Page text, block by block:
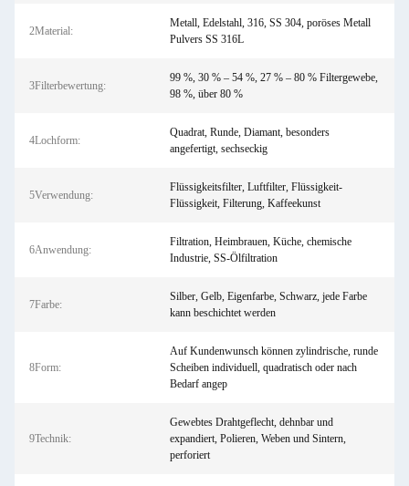
2Material:
Metall, Edelstahl, 316, SS 304, poröses Metall
Pulvers SS 316L
3Filterbewertung:
99 %, 30 % – 54 %, 27 % – 80 % Filtergewebe,
98 %, über 80 %
4Lochform:
Quadrat, Runde, Diamant, besonders
angefertigt, sechseckig
5Verwendung:
Flüssigkeitsfilter, Luftfilter, Flüssigkeit-
Flüssigkeit, Filterung, Kaffeekunst
6Anwendung:
Filtration, Heimbrauen, Küche, chemische
Industrie, SS-Ölfiltration
7Farbe:
Silber, Gelb, Eigenfarbe, Schwarz, jede Farbe
kann beschichtet werden
8Form:
Auf Kundenwunsch können zylindrische, runde
Scheiben individuell, quadratisch oder nach
Bedarf angep
9Technik:
Gewebtes Drahtgeflecht, dehnbar und
expandiert, Polieren, Weben und Sintern,
perforiert